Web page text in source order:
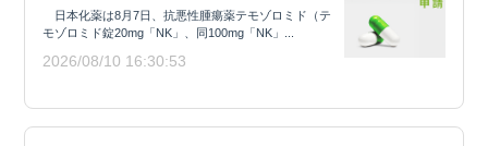
日本化薬は8月7日、抗悪性腫瘍薬テモゾロミド（テ
モゾロミド錠20mg「NK」、同100mg「NK」...
2026/08/10 16:30:53